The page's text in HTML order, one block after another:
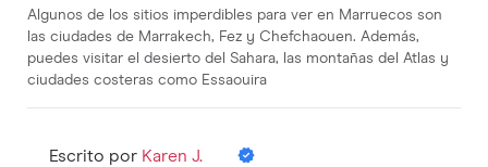
Algunos de los sitios imperdibles para ver en Marruecos son
las ciudades de Marrakech, Fez y Chefchaouen. Además,
puedes visitar el desierto del Sahara, las montañas del Atlas y
ciudades costeras como Essaouira
Escrito por Karen J.